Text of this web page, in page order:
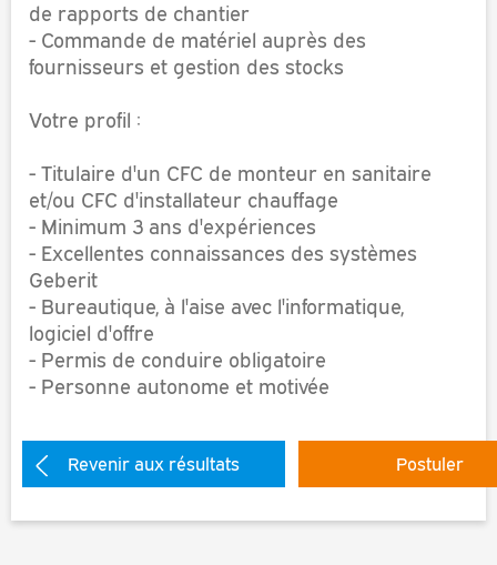
de rapports de chantier
- Commande de matériel auprès des
fournisseurs et gestion des stocks
Votre profil :
- Titulaire d'un CFC de monteur en sanitaire
et/ou CFC d'installateur chauffage
- Minimum 3 ans d'expériences
- Excellentes connaissances des systèmes
Geberit
- Bureautique, à l'aise avec l'informatique,
logiciel d'offre
- Permis de conduire obligatoire
- Personne autonome et motivée
Revenir aux résultats Postuler